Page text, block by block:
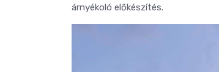
árnyékoló előkészítés.